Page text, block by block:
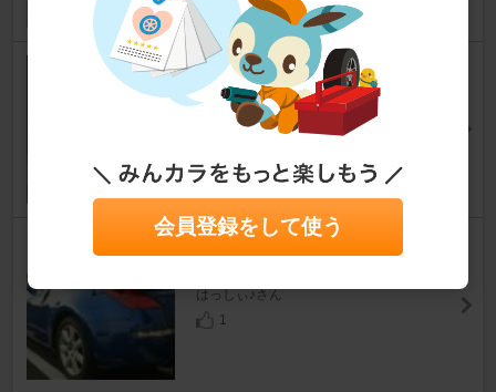
SUPAREE LED ヘッドライト
(D2S)
フェアレディZ [Z33]
5
0
ＩＭＰＵＬ リアウイング
はっしぃ♪さん
1
会員登録をして使う